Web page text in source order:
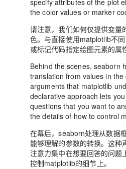
specify attributes of the plot
the color values or marker
请注意，我们如何仅提供变量
色。与直接使用matplotlib不
或标记代码指定绘图元素的属
Behind the scenes, seaborn
translation from values in the
arguments that matplotlib
declarative approach lets
questions that you want to
the details of how to control
在幕后，seaborn处理从数据
能够理解的参数的转换。这种
注意力集中在想要回答的问题
控制matplotlib的细节上。